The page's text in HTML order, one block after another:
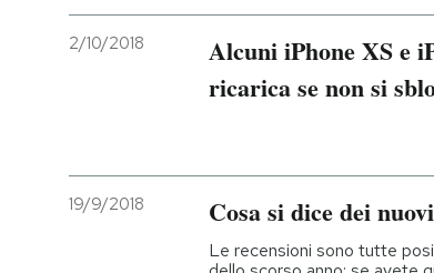
NEWSLETTER
SHOP
2/10/2018
Alcuni iPhone XS e
ricarica se non si
19/9/2018 Cosa si dice dei
Le recensioni sono tutte